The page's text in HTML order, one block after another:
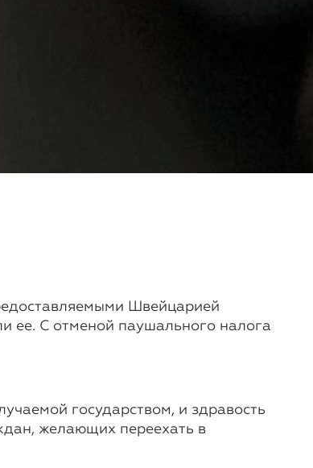
Швейцарией
ее. С отменой паушального налога
государством, и здравость
желающих переехать в